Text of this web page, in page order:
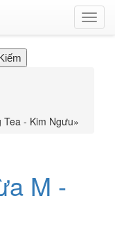
- Kim Ngưu»
M -